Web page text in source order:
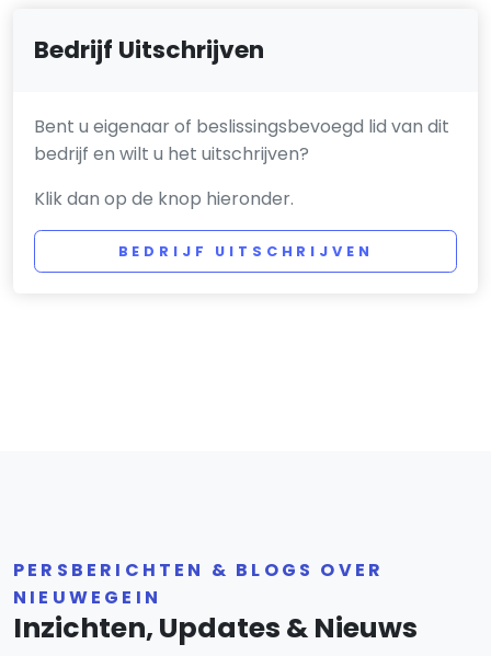
Bedrijf Uitschrijven
Bent u eigenaar of beslissingsbevoegd lid van dit
bedrijf en wilt u het uitschrijven?
Klik dan op de knop hieronder.
BEDRIJF UITSCHRIJVEN
PERSBERICHTEN & BLOGS OVER
NIEUWEGEIN
Inzichten, Updates & Nieuws